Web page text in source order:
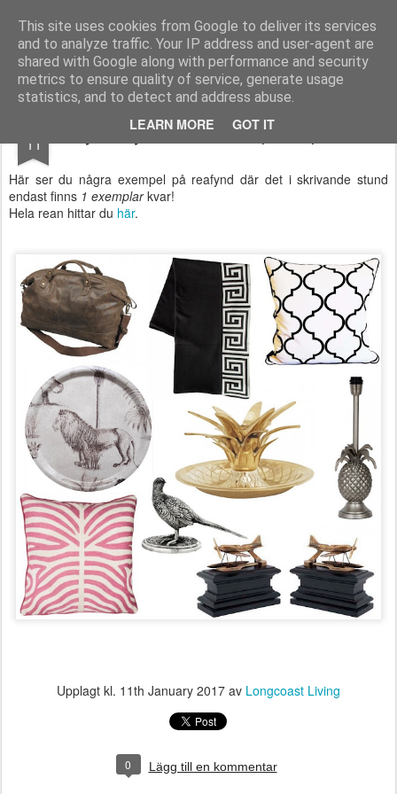
This site uses cookies from Google to deliver its services
and to analyze traffic. Your IP address and user-agent are
shared with Google along with performance and security
metrics to ensure quality of service, generate usage
statistics, and to detect and address abuse.
LEARN MORE GOT IT
Longcoast Living Longcoast Living är en webbutik där du hittar personlig och tidlös inredning till ditt hem.
Startsida Longcoast Living För Bloggare och Press
11 Skynda fynda sista exemplaret på REA!
Här ser du några exempel på reafynd där det i skrivande stund
endast finns 1 exemplarkvar!
Hela rean hittar du här.
Upplagt kl. 11th January 2017 av Longcoast Living
0 Lägg till en kommentar